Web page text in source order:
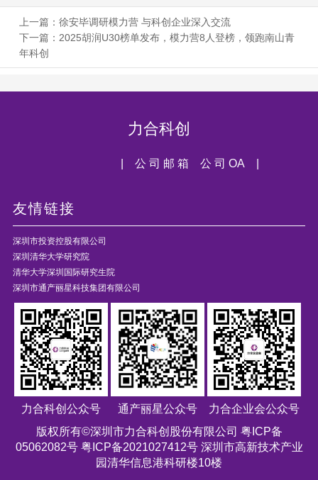
上一篇： 徐安毕调研模力营 与科创企业深入交流
下一篇： 2025胡润U30榜单发布，模力营8人登榜，领跑南山青
年科创
力合科创
公 司 OA |
| 公 司 邮 箱
友情链接
深圳市投资控股有限公司
深圳清华大学研究院
清华大学深圳国际研究生院
深圳市通产丽星科技集团有限公司
力合科创公众号 通产丽星公众号
力合企业会公众号
版权所有©深圳市力合科创股份有限公司 粤ICP备
05062082号 粤ICP备2021027412号深圳市高新技术产业
园清华信息港科研楼10楼